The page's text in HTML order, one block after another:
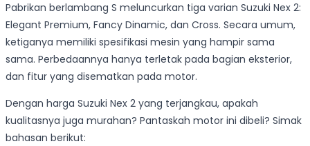
Pabrikan berlambang S meluncurkan tiga varian Suzuki Nex 2:
Elegant Premium, Fancy Dinamic, dan Cross. Secara umum,
ketiganya memiliki spesifikasi mesin yang hampir sama
sama. Perbedaannya hanya terletak pada bagian eksterior,
dan fitur yang disematkan pada motor.
Dengan harga Suzuki Nex 2 yang terjangkau, apakah
kualitasnya juga murahan? Pantaskah motor ini dibeli? Simak
bahasan berikut: